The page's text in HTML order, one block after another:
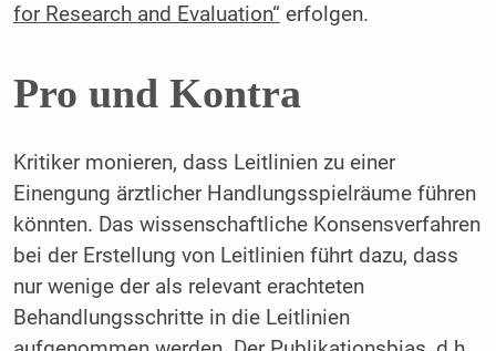
for Research and Evaluation“erfolgen.
Pro und Kontra
Kritiker monieren, dass Leitlinien zu einer
Einengung ärztlicher Handlungsspielräume führen
könnten. Das wissenschaftliche Konsensverfahren
bei der Erstellung von Leitlinien führt dazu, dass
nur wenige der als relevant erachteten
Behandlungsschritte in die Leitlinien